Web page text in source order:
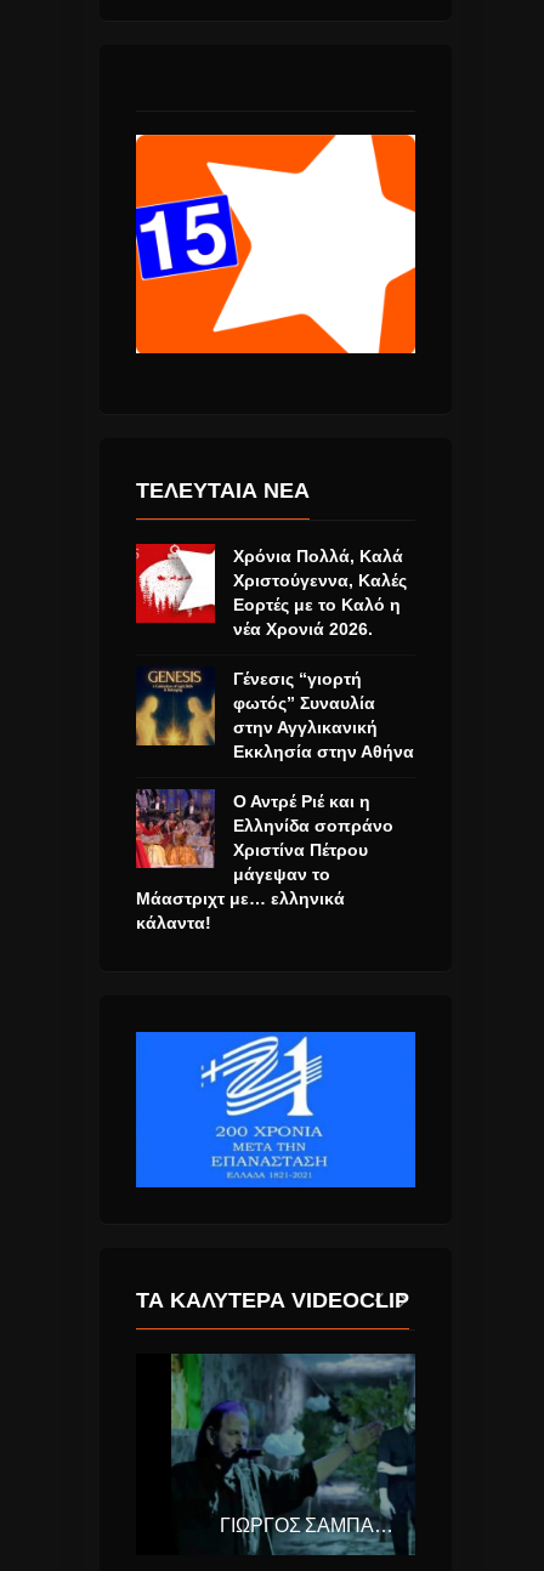
ΤΕΛΕΥΤΑΙΑ ΝΕΑ
Χρόνια Πολλά, Καλά
Χριστούγεννα, Καλές
Εορτές με το Καλό η
νέα Χρονιά 2026.
Γένεσις “γιορτή
φωτός” Συναυλία
στην Αγγλικανική
Εκκλησία στην Αθήνα
Ο Αντρέ Ριέ και η
Ελληνίδα σοπράνο
Χριστίνα Πέτρου
μάγεψαν το
Μάαστριχτ με… ελληνικά
κάλαντα!
ΤΑ ΚΑΛΎΤΕΡΑ VIDEOCLIP
ΓΙΏΡΓΟΣ ΣΑΜΠΆΝΗΣ & ΠΆΝΟΣ ΚΑΤΣΙΜΊΧΑΣ – ΑΥΤΌ ΠΟΥ ΑΓΑΠΆΣ